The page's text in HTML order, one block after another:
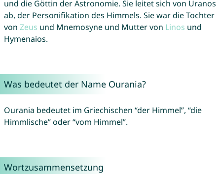
und die Göttin der Astronomie. Sie leitet sich von Uranos
ab, der Personifikation des Himmels. Sie war die Tochter
von Zeus und Mnemosyne und Mutter von Linos und
Hymenaios.
Was bedeutet der Name Ourania?
Ourania bedeutet im Griechischen “der Himmel”, “die
Himmlische” oder “vom Himmel”.
Wortzusammensetzung